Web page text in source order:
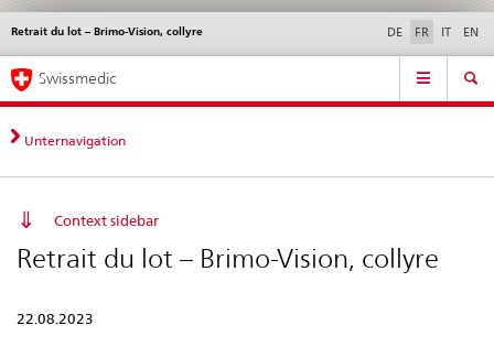
Navigation
directe:
actualités,
bases
contact
Actualités & Mises à
normes
Contact | Support &
aide
Retrait du lot – Brimo-Vision, collyre DE FR IT EN
Service
Navigation
Swissmedic
Unternavigation
Context sidebar
Retrait du lot – Brimo-Vision, collyre
22.08.2023